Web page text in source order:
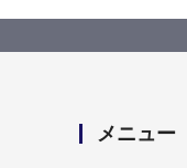
メニュー